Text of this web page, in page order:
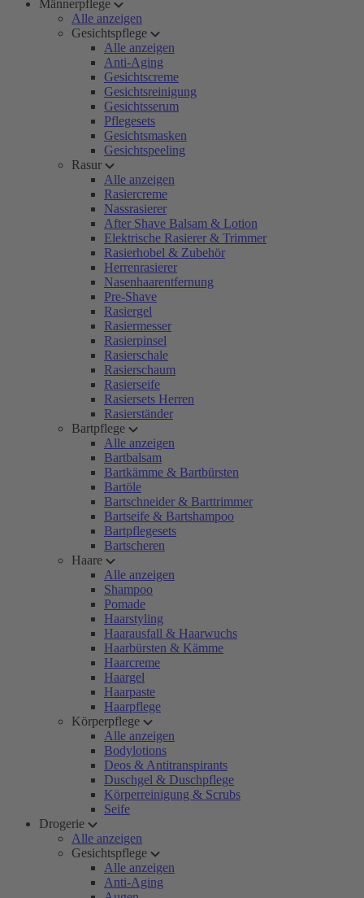
Männerpflege
Alle anzeigen
Gesichtspflege
Alle anzeigen
Anti-Aging
Gesichtscreme
Gesichtsreinigung
Gesichtsserum
Pflegesets
Gesichtsmasken
Gesichtspeeling
Rasur
Alle anzeigen
Rasiercreme
Nassrasierer
After Shave Balsam & Lotion
Elektrische Rasierer & Trimmer
Rasierhobel & Zubehör
Herrenrasierer
Nasenhaarentfernung
Pre-Shave
Rasiergel
Rasiermesser
Rasierpinsel
Rasierschale
Rasierschaum
Rasierseife
Rasiersets Herren
Rasierständer
Bartpflege
Alle anzeigen
Bartbalsam
Bartkämme & Bartbürsten
Bartöle
Bartschneider & Barttrimmer
Bartseife & Bartshampoo
Bartpflegesets
Bartscheren
Haare
Alle anzeigen
Shampoo
Pomade
Haarstyling
Haarausfall & Haarwuchs
Haarbürsten & Kämme
Haarcreme
Haargel
Haarpaste
Haarpflege
Körperpflege
Alle anzeigen
Bodylotions
Deos & Antitranspirants
Duschgel & Duschpflege
Körperreinigung & Scrubs
Seife
Drogerie
Alle anzeigen
Gesichtspflege
Alle anzeigen
Anti-Aging